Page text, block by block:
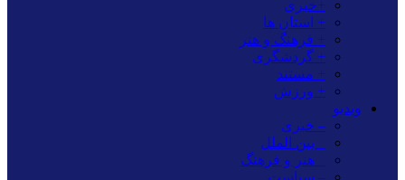
+خبری
+ استان ها
+ فرهنگ و هنر
+ گردشگری
+ مستند
+ ورزش
ویدیو
– خبری
_ بین الملل
_ هنر و فرهنگ
– سیاست